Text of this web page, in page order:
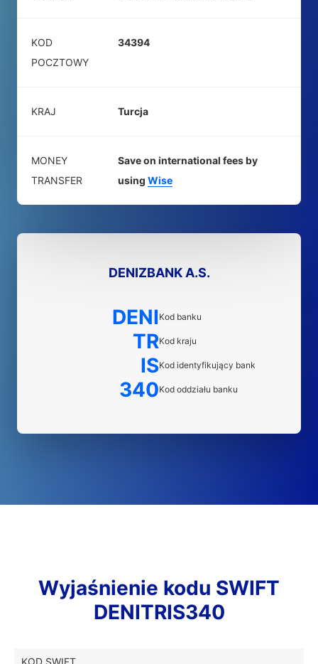
KOD
POCZTOWY
34394
KRAJ Turcja
MONEY
TRANSFER
Save on international fees by
using Wise
DENIZBANK A.S.
DENI Kod banku
TRKod kraju
ISKod identyfikujący bank
340Kod oddziału banku
Wyjaśnienie kodu SWIFT
DENITRIS340
KOD SWIFT